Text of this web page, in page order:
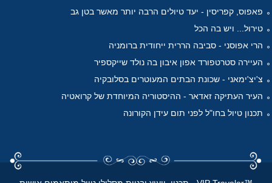
פאפוס, קפריסין - יעד טיולים הרבה יותר מאשר בטן גב
טירול... ויש בה הכל
הרי אפוסני - סביבה הררית ייחודית ברומניה
העיירה סטרטפורד אפון איבון בה נולד שייקספיר
צ'יצ'ימאני - שכונת הבתים המעוטרים בסלובקיה
העיר העתיקה זאדאר - ההיסטוריה המיוחדת של קרואטיה
תכנון טיול בחו"ל לפני תום עידן הקורונה